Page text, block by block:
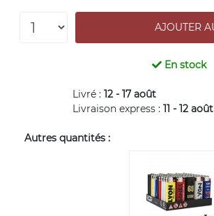
En stock
Livré :12 - 17 août
Livraison express :11 - 12 août
Autres quantités :